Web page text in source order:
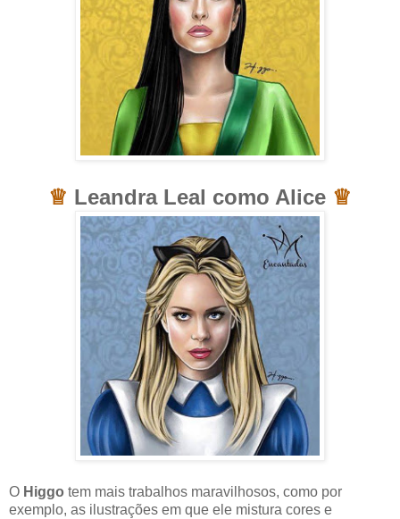
♕ Leandra Leal como Alice ♕
O Higgo tem mais trabalhos maravilhosos, como por
exemplo, as ilustrações em que ele mistura cores e